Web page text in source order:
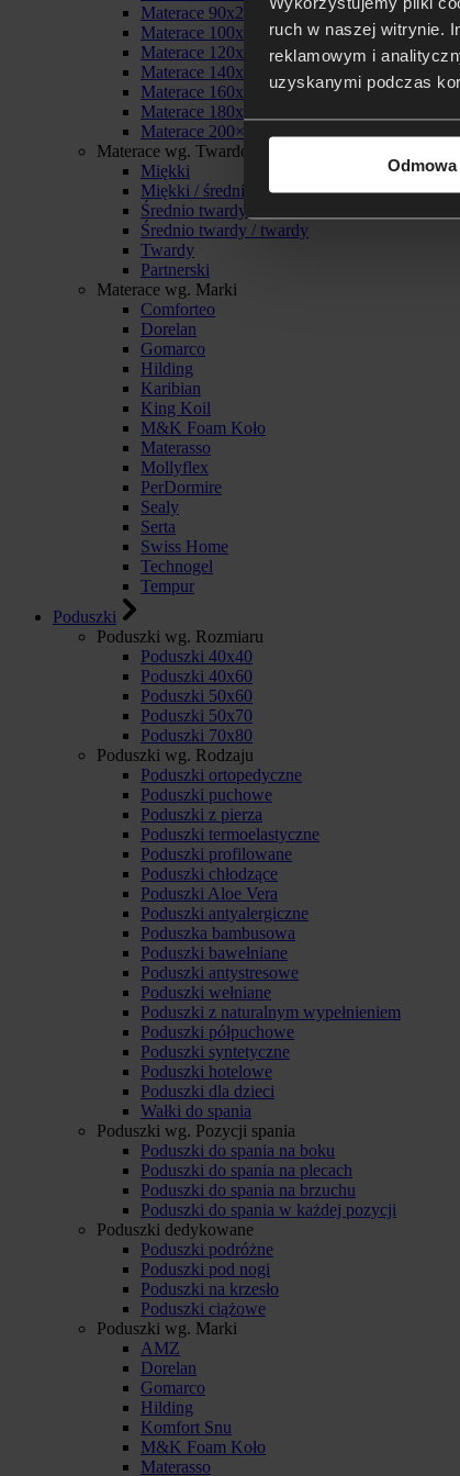
ruch w naszej witrynie.
reklamowym i
uzyskanymi podczas
Odmowa
Materace 90x200
Materace 100x200
Materace 120x200
Materace 140x200
Materace 160x200
Materace 180x200
Materace 200×200
Materace wg. Twardości
Miękki
Miękki / średnio twardy
Średnio twardy
Średnio twardy / twardy
Twardy
Partnerski
Materace wg. Marki
Comforteo
Dorelan
Gomarco
Hilding
Karibian
King Koil
M&K Foam Koło
Materasso
Mollyflex
PerDormire
Sealy
Serta
Swiss Home
Technogel
Tempur
Poduszki
Poduszki wg. Rozmiaru
Poduszki 40x40
Poduszki 40x60
Poduszki 50x60
Poduszki 50x70
Poduszki 70x80
Poduszki wg. Rodzaju
Poduszki ortopedyczne
Poduszki puchowe
Poduszki z pierza
Poduszki termoelastyczne
Poduszki profilowane
Poduszki chłodzące
Poduszki Aloe Vera
Poduszki antyalergiczne
Poduszka bambusowa
Poduszki bawełniane
Poduszki antystresowe
Poduszki wełniane
Poduszki z naturalnym wypełnieniem
Poduszki półpuchowe
Poduszki syntetyczne
Poduszki hotelowe
Poduszki dla dzieci
Wałki do spania
Poduszki wg. Pozycji spania
Poduszki do spania na boku
Poduszki do spania na plecach
Poduszki do spania na brzuchu
Poduszki do spania w każdej pozycji
Poduszki dedykowane
Poduszki podróżne
Poduszki pod nogi
Poduszki na krzesło
Poduszki ciążowe
Poduszki wg. Marki
AMZ
Dorelan
Gomarco
Hilding
Komfort Snu
M&K Foam Koło
Materasso